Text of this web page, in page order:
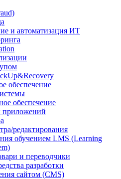
и автоматизация ИТ
обеспечение
обеспечение
редактирования
обучением LMS (Learning
и переводчики
разработки
сайтом (CMS)